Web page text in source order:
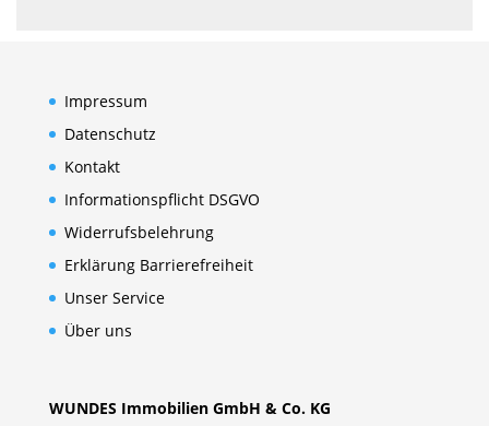
Impressum
Datenschutz
Kontakt
Informationspflicht DSGVO
Widerrufsbelehrung
Erklärung Barrierefreiheit
Unser Service
Über uns
WUNDES Immobilien GmbH & Co. KG